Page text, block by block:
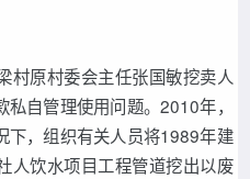
原村委会主任张国敏挖卖人
私自管理使用问题。2010年，
下，组织有关人员将1989年建
人饮水项目工程管道挖出以废